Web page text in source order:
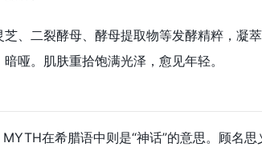
、二裂酵母、酵母提取物等发酵精粹，凝
哑。肌肤重拾饱满光泽，愈见年轻。
在希腊语中则是“神话”的意思。顾名思